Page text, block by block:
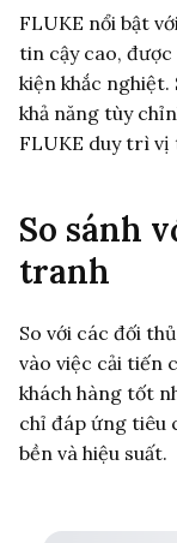
FLUKE nổi bật
tin cậy cao,
kiện khắc
khả năng tùy
FLUKE duy trì vị
So sánh
tranh
So với các đối
vào việc cải tiến
khách hàng tốt
chỉ đáp ứng tiêu
bền và hiệu suất.